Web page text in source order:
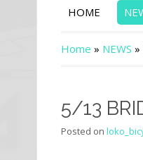
HOME
Home » NEWS »
5/13
Posted on